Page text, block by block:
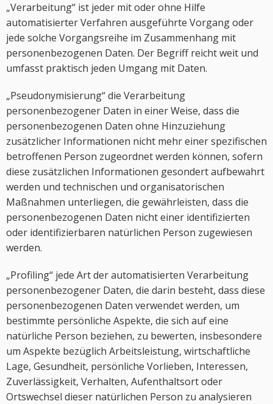
„Verarbeitung“ ist jeder mit oder ohne Hilfe
automatisierter Verfahren ausgeführte Vorgang oder
jede solche Vorgangsreihe im Zusammenhang mit
personenbezogenen Daten. Der Begriff reicht weit und
umfasst praktisch jeden Umgang mit Daten.
„Pseudonymisierung“ die Verarbeitung
personenbezogener Daten in einer Weise, dass die
personenbezogenen Daten ohne Hinzuziehung
zusätzlicher Informationen nicht mehr einer spezifischen
betroffenen Person zugeordnet werden können, sofern
diese zusätzlichen Informationen gesondert aufbewahrt
werden und technischen und organisatorischen
Maßnahmen unterliegen, die gewährleisten, dass die
personenbezogenen Daten nicht einer identifizierten
oder identifizierbaren natürlichen Person zugewiesen
werden.
„Profiling“ jede Art der automatisierten Verarbeitung
personenbezogener Daten, die darin besteht, dass diese
personenbezogenen Daten verwendet werden, um
bestimmte persönliche Aspekte, die sich auf eine
natürliche Person beziehen, zu bewerten, insbesondere
um Aspekte bezüglich Arbeitsleistung, wirtschaftliche
Lage, Gesundheit, persönliche Vorlieben, Interessen,
Zuverlässigkeit, Verhalten, Aufenthaltsort oder
Ortswechsel dieser natürlichen Person zu analysieren